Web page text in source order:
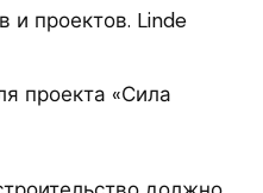
и проектов. Linde
проекта «Сила